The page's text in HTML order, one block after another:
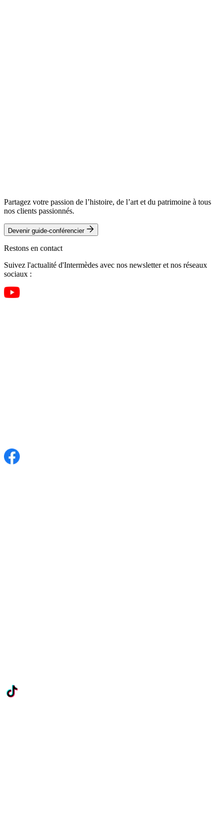
Partagez votre passion de l’histoire, de l’art et du patrimoine à tous
nos clients passionnés.
Devenir guide-conférencier
Restons en contact
Suivez l'actualité d'Intermèdes avec nos newsletter et nos réseaux
sociaux :